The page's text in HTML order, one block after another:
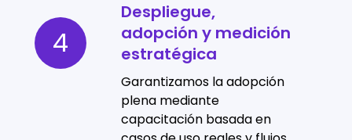
4
Despliegue,
adopción y medición
estratégica
Garantizamos la adopción
plena mediante
capacitación basada en
Despliegue,
adopción